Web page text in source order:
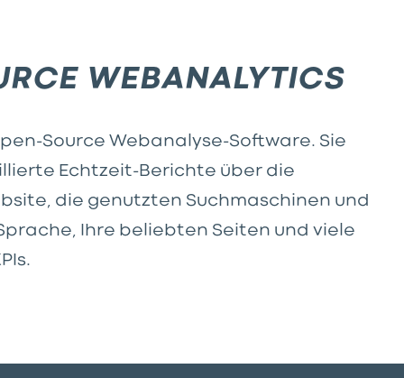
WEBANALYTICS
Source Webanalyse-Software. Sie
Echtzeit-Berichte über die
die genutzten Suchmaschinen und
Ihre beliebten Seiten und viele